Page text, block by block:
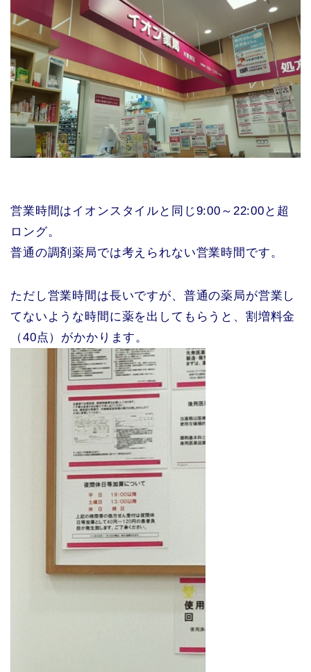
営業時間はイオンスタイルと同じ9:00～22:00と超
ロング。
普通の調剤薬局では考えられない営業時間です。
ただし営業時間は長いですが、普通の薬局が営業し
てないような時間に薬を出してもらうと、割増料金
（40点）がかかります。